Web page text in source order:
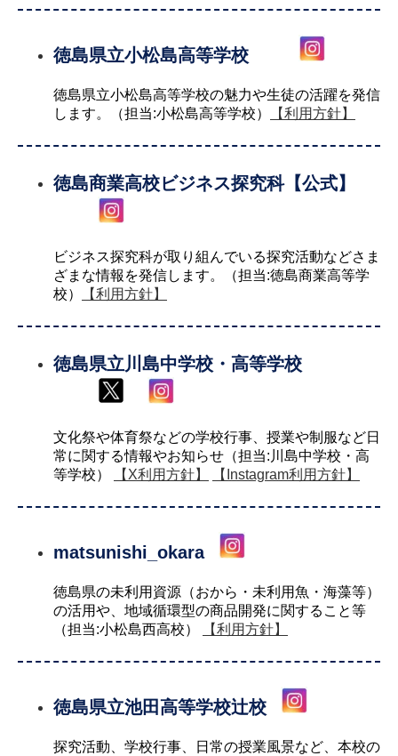
徳島県立小松島高等学校
徳島県立小松島高等学校の魅力や生徒の活躍を発信
します。（担当:小松島高等学校）
【利用方針】
徳島商業高校ビジネス探究科【公式】
ビジネス探究科が取り組んでいる探究活動などさま
ざまな情報を発信します。（担当:徳島商業高等学
校）
【利用方針】
徳島県立川島中学校・高等学校
文化祭や体育祭などの学校行事、授業や制服など日
常に関する情報やお知らせ（担当:川島中学校・高
等学校）
【X利用方針】 【Instagram利用方針】
matsunishi_okara
徳島県の未利用資源（おから・未利用魚・海藻等）
の活用や、地域循環型の商品開発に関すること等
（担当:小松島西高校）
【利用方針】
徳島県立池田高等学校辻校
探究活動、学校行事、日常の授業風景など、本校の